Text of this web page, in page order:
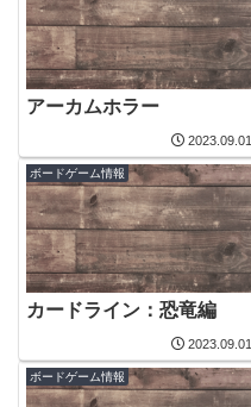
アーカムホラー
2023.09.01
ボードゲーム情報
カードライン：恐竜編
2023.09.01
ボードゲーム情報